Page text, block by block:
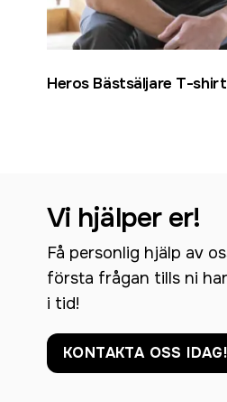
Heros Bästsäljare T-
Vi hjälper er!
Få personlig hjälp av
första frågan tills ni
i tid!
KONTAKTA OSS IDAG!